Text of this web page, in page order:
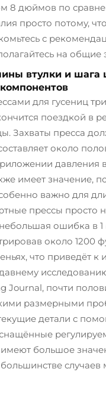
8 дюймов по
просто потому,
с
на общие
втулки и шага
для гусениц
поездкой в
Захваты пресса
около
давления
имеет значение,
важно для
прессы просто
ошибка в
около 1200
что приведёт к
почти
размерными
детали с
имеют большое
случаев